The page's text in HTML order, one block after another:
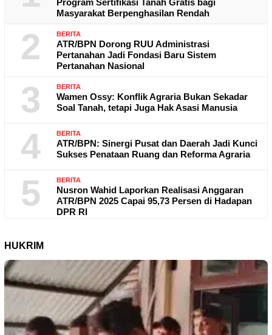
Program Sertifikasi Tanah Gratis bagi
Masyarakat Berpenghasilan Rendah
2 BERITA
ATR/BPN Dorong RUU Administrasi
Pertanahan Jadi Fondasi Baru Sistem
Pertanahan Nasional
3 BERITA
Wamen Ossy: Konflik Agraria Bukan Sekadar
Soal Tanah, tetapi Juga Hak Asasi Manusia
4 BERITA
ATR/BPN: Sinergi Pusat dan Daerah Jadi Kunci
Sukses Penataan Ruang dan Reforma Agraria
5 BERITA
Nusron Wahid Laporkan Realisasi Anggaran
ATR/BPN 2025 Capai 95,73 Persen di Hadapan
DPR RI
HUKRIM